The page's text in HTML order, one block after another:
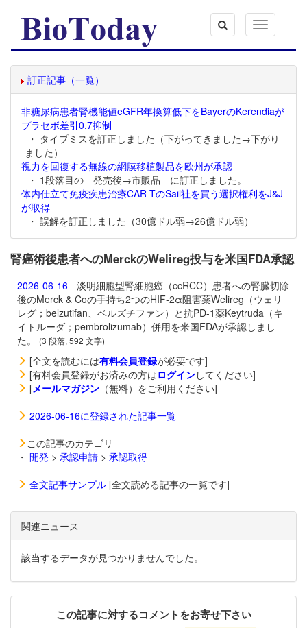
Toggle
navigation
訂正記事（一覧）
非糖尿病患者腎機能値eGFR年換算低下をBayerのKerendiaが
プラセボ差引0.7抑制
・ タイプミスを訂正しました（下がってきました→下がり
ました）
視力を回復する無線の網膜移植製品を欧州が承認
・ 1段落目の 発売後→市販品 に訂正しました。
体内仕立て免疫疾患治療CAR-TのSail社を買う選択権利をJ&J
が取得
・ 誤解を訂正しました（30億ドル弱→26億ドル弱）
腎癌術後患者へのMerckのWelireg投与を米国FDA承認
2026-06-16 - 淡明細胞型腎細胞癌（ccRCC）患者への腎臓切除
後のMerck & Coの手持ち2つのHIF-2α阻害薬Welireg（ウェリ
レグ；belzutifan、ベルズチファン）と抗PD-1薬Keytruda（キ
イトルーダ；pembrolizumab）併用を米国FDAが承認しまし
た。
(3 段落, 592 文字)
[全文を読むには有料会員登録が必要です]
[有料会員登録がお済みの方はログインしてください]
[メールマガジン （無料）をご利用ください]
2026-06-16に登録された記事一覧
この記事のカテゴリ
・ 開発 > 承認申請 > 承認取得
全文記事サンプル [全文読める記事の一覧です]
関連ニュース
該当するデータが見つかりませんでした。
この記事に対するコメントをお寄せ下さい